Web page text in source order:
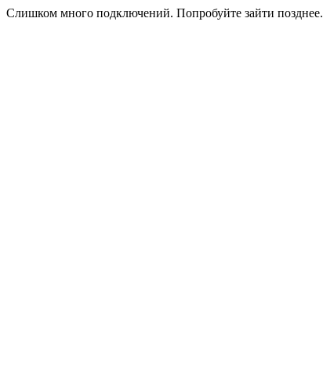
Слишком много подключений. Попробуйте зайти позднее.